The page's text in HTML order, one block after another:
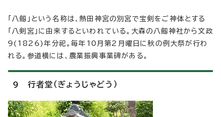
「八劔」という名称は、熱田神宮の別宮で宝剣をご神体とする
「八剣宮」に由来するといわれている。大森の八劔神社から文政
9(1826)年分祀。毎年10月第2月曜日に秋の例大祭が行わ
れる。参道横には、農業振興事業碑がある。
9 行者堂（ぎょうじゃどう）